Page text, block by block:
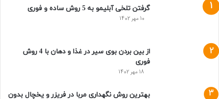
گرفتن تلخی آبلیمو به 5 روش ساده و فوری
10 مهر 1402
از بین بردن بوی سیر در غذا و دهان با 4 روش
فوری
18 مهر 1402
بهترین روش نگهداری مربا در فریزر و یخچال بدون